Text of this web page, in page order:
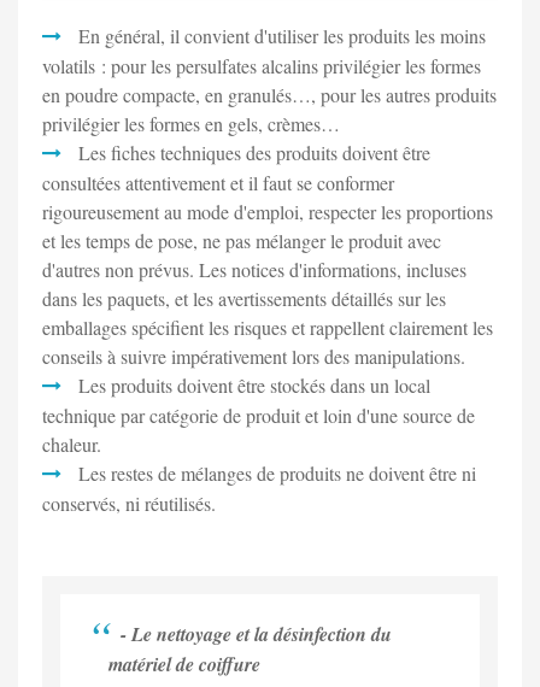
En général, il convient d'utiliser les produits les moins
volatils : pour les persulfates alcalins privilégier les formes
en poudre compacte, en granulés…, pour les autres produits
privilégier les formes en gels, crèmes…
Les fiches techniques des produits doivent être
consultées attentivement et il faut se conformer
rigoureusement au mode d'emploi, respecter les proportions
et les temps de pose, ne pas mélanger le produit avec
d'autres non prévus. Les notices d'informations, incluses
dans les paquets, et les avertissements détaillés sur les
emballages spécifient les risques et rappellent clairement les
conseils à suivre impérativement lors des manipulations.
Les produits doivent être stockés dans un local
technique par catégorie de produit et loin d'une source de
chaleur.
Les restes de mélanges de produits ne doivent être ni
conservés, ni réutilisés.
- Le nettoyage et la désinfection du
matériel de coiffure